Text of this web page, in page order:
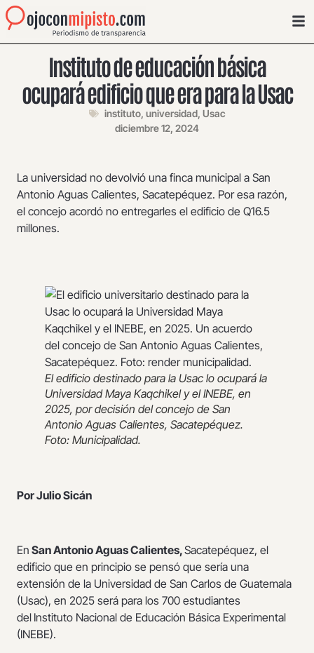
Instituto de educación básica
ocupará edificio que era para la Usac
instituto, universidad, Usac
diciembre 12, 2024
La universidad no devolvió una finca municipal a San
Antonio Aguas Calientes, Sacatepéquez. Por esa razón,
el concejo acordó no entregarles el edificio de Q16.5
millones.
El edificio destinado para la Usac lo ocupará la
Universidad Maya Kaqchikel y el INEBE, en
2025, por decisión del concejo de San
Antonio Aguas Calientes, Sacatepéquez.
Foto: Municipalidad.
Por Julio Sicán
En San Antonio Aguas Calientes,Sacatepéquez, el
edificio que en principio se pensó que sería una
extensión de la Universidad de San Carlos de Guatemala
(Usac), en 2025 será para los 700 estudiantes
del Instituto Nacional de Educación Básica Experimental
(INEBE).